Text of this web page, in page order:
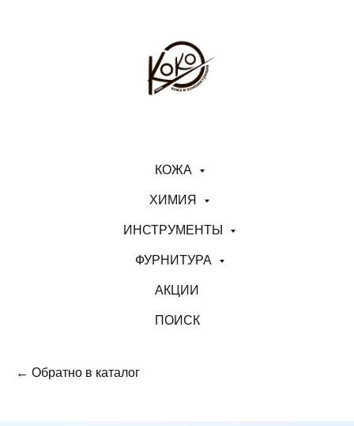
КОЖА
ХИМИЯ
ИНСТРУМЕНТЫ
ФУРНИТУРА
АКЦИИ
ПОИСК
← Обратно в каталог